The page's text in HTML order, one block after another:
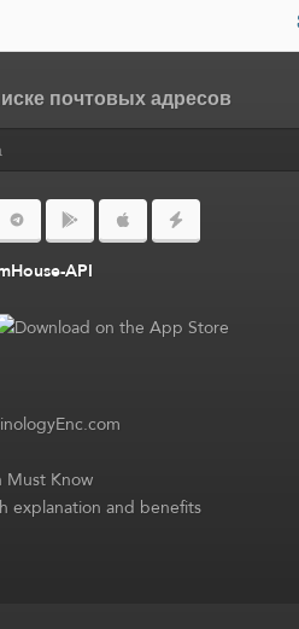
почтовых адресов
API
Must Know
explanation and benefits